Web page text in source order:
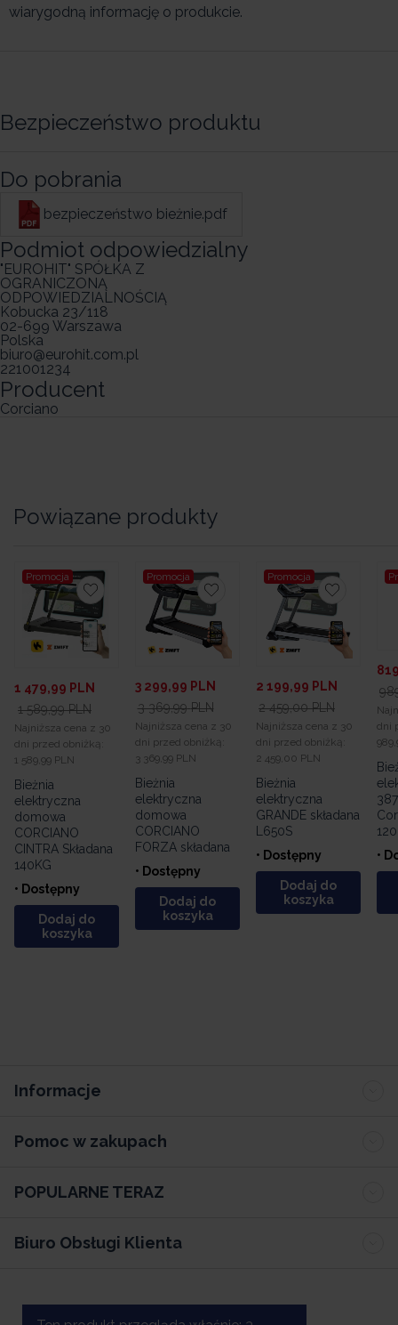
wiarygodną informację o produkcie.
Bezpieczeństwo produktu
Do pobrania
bezpieczeństwo bieżnie.pdf
Podmiot odpowiedzialny
"EUROHIT" SPÓŁKA Z
OGRANICZONĄ
ODPOWIEDZIALNOŚCIĄ
Kobucka 23/118
02-699 Warszawa
Polska
biuro@eurohit.com.pl
221001234
Producent
Corciano
Powiązane produkty
Promocja
1 479,99 PLN
1 589,99 PLN
Najniższa cena z 30
dni przed obniżką:
1 589,99 PLN
Bieżnia
elektryczna
domowa
CORCIANO
CINTRA Składana
140KG
• Dostępny
Dodaj do
koszyka
Promocja
3 299,99 PLN
3 369,99 PLN
Najniższa cena z 30
dni przed obniżką:
3 369,99 PLN
Bieżnia
elektryczna
domowa
CORCIANO
FORZA składana
• Dostępny
Dodaj do
koszyka
Promocja
2 199,99 PLN
2 459,00 PLN
Najniższa cena z 30
dni przed obniżką:
2 459,00 PLN
Bieżnia
elektryczna
GRANDE składana
L650S
• Dostępny
Dodaj do
koszyka
dni
•
Informacje
Pomoc w zakupach
POPULARNE TERAZ
Biuro Obsługi Klienta